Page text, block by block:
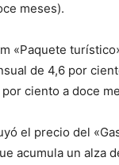
meses).
«Paquete
de 4,6 por
ciento a doce
el precio del
acumula un alza